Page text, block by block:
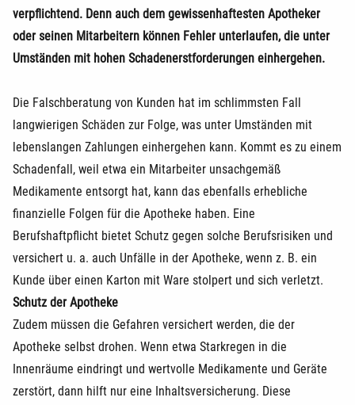
verpflichtend. Denn auch dem gewissenhaftesten Apotheker
oder seinen Mitarbeitern können Fehler unterlaufen, die unter
Umständen mit hohen Schadenerstforderungen einhergehen.
Die Falschberatung von Kunden hat im schlimmsten Fall
langwierigen Schäden zur Folge, was unter Umständen mit
lebenslangen Zahlungen einhergehen kann. Kommt es zu einem
Schadenfall, weil etwa ein Mitarbeiter unsachgemäß
Medikamente entsorgt hat, kann das ebenfalls erhebliche
finanzielle Folgen für die Apotheke haben. Eine
Berufshaftpflicht bietet Schutz gegen solche Berufsrisiken und
versichert u. a. auch Unfälle in der Apotheke, wenn z. B. ein
Kunde über einen Karton mit Ware stolpert und sich verletzt.
Schutz der Apotheke
Zudem müssen die Gefahren versichert werden, die der
Apotheke selbst drohen. Wenn etwa Starkregen in die
Innenräume eindringt und wertvolle Medikamente und Geräte
zerstört, dann hilft nur eine Inhaltsversicherung. Diese